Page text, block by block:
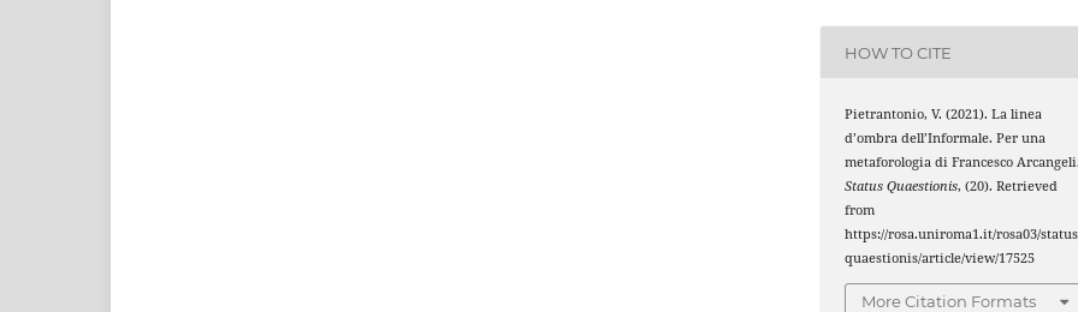
HOW TO CITE
Pietrantonio, V. (2021). La linea
d’ombra dell’Informale. Per una
metaforologia di Francesco Arcangeli.
Status Quaestionis, (20). Retrieved
from
https://rosa.uniroma1.it/rosa03/status_
quaestionis/article/view/17525
More Citation Formats